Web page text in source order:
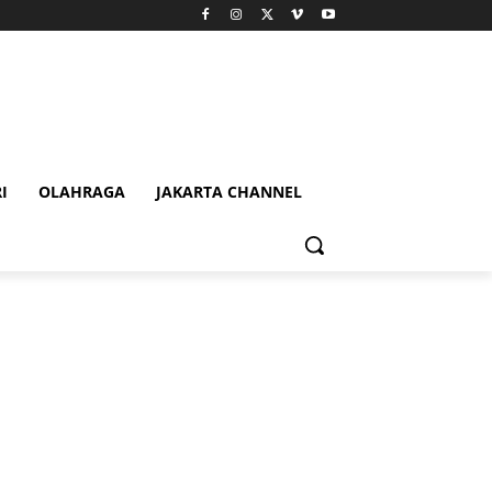
OLAHRAGA JAKARTA CHANNEL